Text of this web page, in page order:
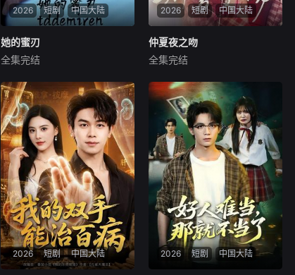
2026 短剧 中国大陆
她的蜜刃
李子杰
暂无简介
她的蜜刃
全集完结
2026 短剧 中国大陆
仲夏夜之吻
刘耀扬
暂无简介
仲夏夜之吻
全集完结
2026 短剧 中国大陆 2026 短剧 中国大陆